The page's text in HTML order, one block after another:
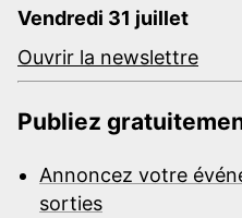
Vendredi 31 juillet
Ouvrir la newslettre
Publiez
Annoncez votre
sorties